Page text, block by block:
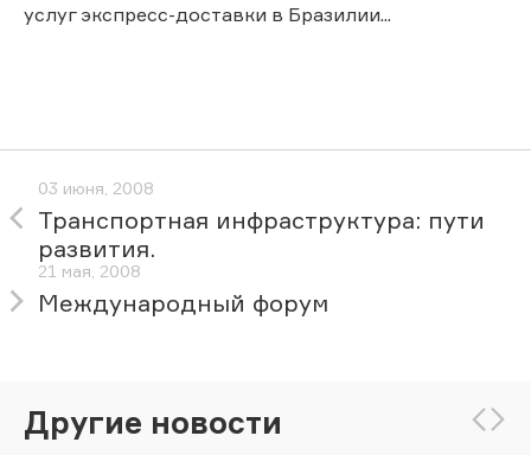
услуг экспресс-доставки в Бразилии...
03 июня, 2008
Транспортная инфраструктура: пути
развития.
21 мая, 2008
Международный форум
Другие новости